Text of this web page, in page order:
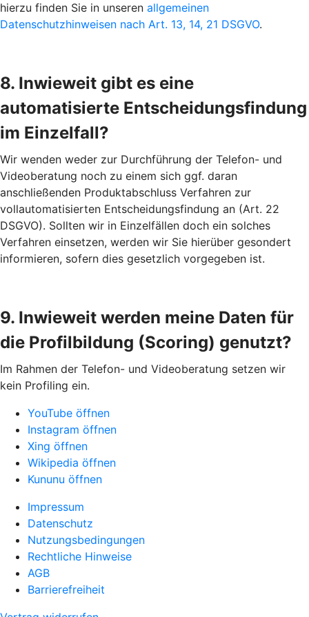
hierzu finden Sie in unseren allgemeinen
Datenschutzhinweisen nach Art. 13, 14, 21 DSGVO.
8. Inwieweit gibt es eine
automatisierte Entscheidungsfindung
im Einzelfall?
Wir wenden weder zur Durchführung der Telefon- und
Videoberatung noch zu einem sich ggf. daran
anschließenden Produktabschluss Verfahren zur
vollautomatisierten Entscheidungsfindung an (Art. 22
DSGVO). Sollten wir in Einzelfällen doch ein solches
Verfahren einsetzen, werden wir Sie hierüber gesondert
informieren, sofern dies gesetzlich vorgegeben ist.
9. Inwieweit werden meine Daten für
die Profilbildung (Scoring) genutzt?
Im Rahmen der Telefon- und Videoberatung setzen wir
kein Profiling ein.
YouTube öffnen
Instagram öffnen
Xing öffnen
Wikipedia öffnen
Kununu öffnen
Impressum
Datenschutz
Nutzungsbedingungen
Rechtliche Hinweise
AGB
Barrierefreiheit